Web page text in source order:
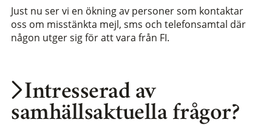
Intresserad av
samhällsaktuella frågor?
Just nu ser vi en ökning av personer som kontaktar
oss om misstänkta mejl, sms och telefonsamtal där
någon utger sig för att vara från FI.